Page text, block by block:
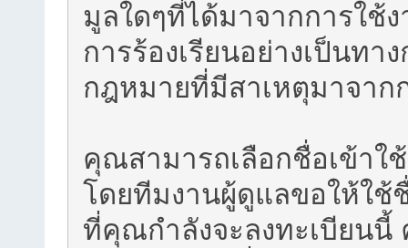
มูลใดๆที่ได้มาจากการใ
การร้องเรียนอย่างเป็นทา
กฎหมายที่มีสาเหตุมาจา
คุณสามารถเลือกชื่อเข้า
โดยทีมงานผู้ดูแลขอให้ใ
ที่คุณกำลังจะลงทะเบียน